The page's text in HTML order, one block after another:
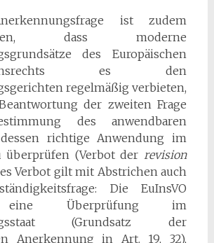
ist zudem
dass moderne
des Europäischen
es den
regelmäßig verbieten,
der zweiten Frage
des anwendbaren
richtige Anwendung im
überprüfen (Verbot derrevision
Verbot gilt mit Abstrichen auch
Die EuInsVO
eine Überprüfung im
(Grundsatz der
Anerkennung in Art. 19, 32),